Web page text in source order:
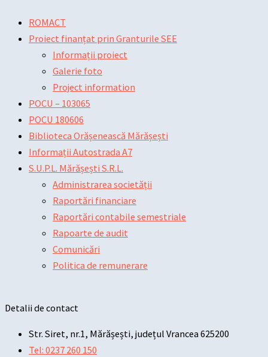
content
Menu
ROMACT
Proiect finanțat prin Granturile SEE
Informații proiect
Galerie foto
Project information
POCU – 103065
POCU 180606
Biblioteca Orășenească Mărășești
Informații Autostrada A7
S.U.P.L. Mărășești S.R.L.
Administrarea societății
Raportări financiare
Raportări contabile semestriale
Rapoarte de audit
Comunicări
Politica de remunerare
Detalii de contact
Str. Siret, nr.1, Mărășești, județul Vrancea 625200
Tel: 0237 260 150
Menunavigation